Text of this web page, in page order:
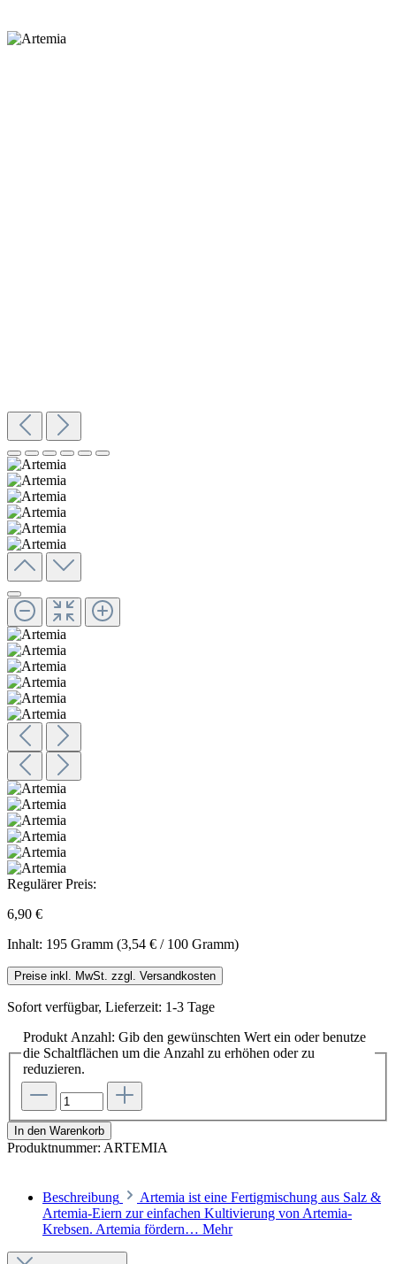
Regulärer Preis:
6,90 €
Inhalt: 195 Gramm (3,54 € / 100 Gramm)
Preise inkl. MwSt. zzgl. Versandkosten
Sofort verfügbar, Lieferzeit: 1-3 Tage
Produkt Anzahl: Gib den gewünschten Wert ein oder benutze
die Schaltflächen um die Anzahl zu erhöhen oder zu
reduzieren.
In den Warenkorb
Produktnummer: ARTEMIA
Beschreibung
Artemia ist eine Fertigmischung aus Salz &
Artemia-Eiern zur einfachen Kultivierung von Artemia-
Krebsen. Artemia fördern… Mehr